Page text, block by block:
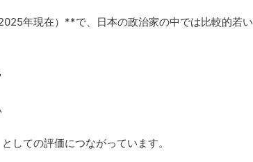
年現在）**で、日本の政治家の中では比較的若い
しての評価につながっています。